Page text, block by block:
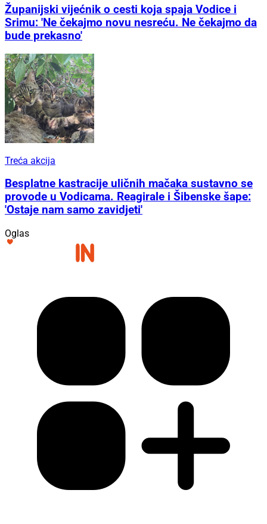
Županijski vijećnik o cesti koja spaja Vodice i
Srimu: 'Ne čekajmo novu nesreću. Ne čekajmo da
bude prekasno'
Treća akcija
Besplatne kastracije uličnih mačaka sustavno se
provode u Vodicama. Reagirale i Šibenske šape:
'Ostaje nam samo zavidjeti'
Oglas